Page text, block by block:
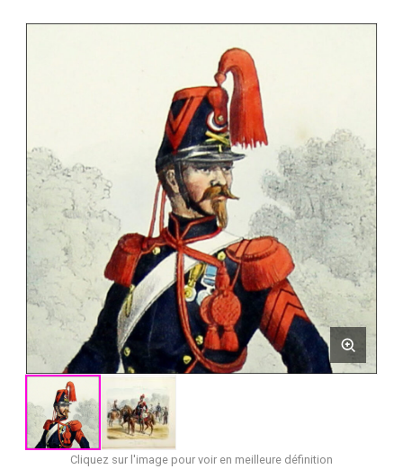
Cliquez sur l'image pour voir en meilleure définition